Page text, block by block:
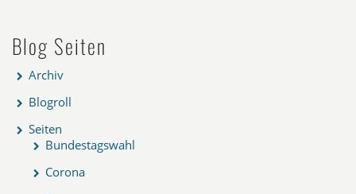
Blog Seiten
Archiv
Blogroll
Seiten
Bundestagswahl
Corona